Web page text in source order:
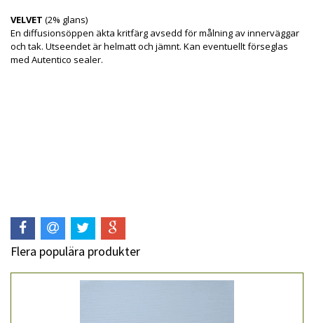
VELVET (2% glans)
En diffusionsöppen äkta kritfärg avsedd för målning av innerväggar
och tak. Utseendet är helmatt och jämnt. Kan eventuellt förseglas
med Autentico sealer.
Flera populära produkter